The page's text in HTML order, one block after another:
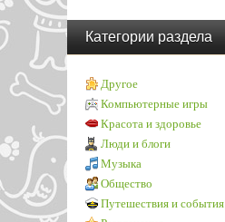
Категории раздела
Другое
Компьютерные игры
Красота и здоровье
Люди и блоги
Музыка
Общество
Путешествия и события